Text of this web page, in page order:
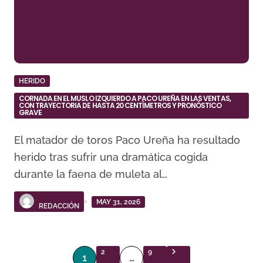
HERIDO
CORNADA EN EL MUSLO IZQUIERDO A PACO UREÑA EN LAS VENTAS,
CON TRAYECTORIA DE HASTA 20 CENTÍMETROS Y PRONÓSTICO
GRAVE
El matador de toros Paco Ureña ha resultado
herido tras sufrir una dramática cogida
durante la faena de muleta al…
REDACCIÓN
MAY 31, 2026
P1 2 … 9